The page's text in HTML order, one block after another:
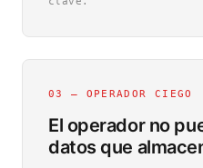
03 — OPERADOR CIEGO
El operador no
datos que